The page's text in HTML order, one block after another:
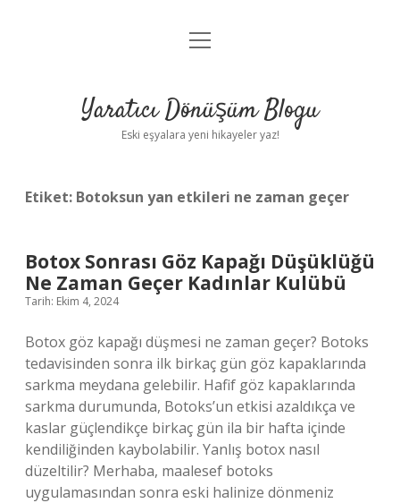
Anasayfa
Yasal Uyarı
menüyü
Yaratıcı Dönüşüm Blogu
Eski eşyalara yeni hikayeler yaz!
Etiket: Botoksun yan etkileri ne zaman geçer
Botox Sonrası Göz Kapağı Düşüklüğü
Ne Zaman Geçer Kadınlar Kulübü
Tarih: Ekim 4, 2024
Botox göz kapağı düşmesi ne zaman geçer? Botoks
tedavisinden sonra ilk birkaç gün göz kapaklarında
sarkma meydana gelebilir. Hafif göz kapaklarında
sarkma durumunda, Botoks’un etkisi azaldıkça ve
kaslar güçlendikçe birkaç gün ila bir hafta içinde
kendiliğinden kaybolabilir. Yanlış botox nasıl
düzeltilir? Merhaba, maalesef botoks
uygulamasından sonra eski halinize dönmeniz